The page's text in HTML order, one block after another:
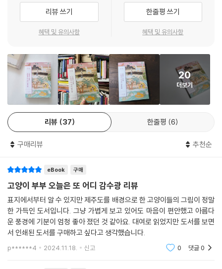
서 꼭 필요한 것들로 채우는 행복한 삶을 살고 있다. 삶이 그림이 되고 그림
에 삶을 그리고 싶다는 염원처럼 작가가 그리는 민화 속 제주는, 다정다감
한 삶의 이야기와 닮아 매일 더 은은하고 달콤하게 빛난다.
리뷰 쓰기
혜택 및 유의사항
한줄평 쓰기
혜택 및 유의사항
20
더보기
리뷰 37 한줄평 6
구매리뷰 추천순
eBook 구매
고양이 부부 오늘은 또 어디 감수광 리뷰
표지에서부터 알 수 있지만 제주도를 배경으로 한 고양이들의 그림이 정말
한 가득인 도서입니다. 그냥 가볍게 보고 있어도 마음이 편안했고 아름다
운 풍경에 기분이 엄청 좋아 졌던 것 같아요. 대여로 읽었지만 도서를 보면
서 인쇄된 도서를 구매하고 싶다고 생각했습니다.
p******4 2024.11.18. 신고 0 댓글0